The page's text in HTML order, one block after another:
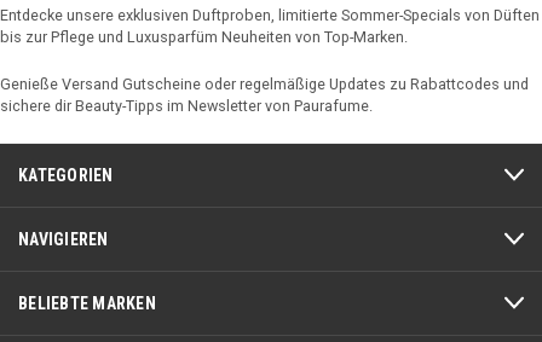
Entdecke unsere exklusiven Duftproben, limitierte Sommer-Specials von Düften
bis zur Pflege und Luxusparfüm Neuheiten von Top-Marken.
Genieße Versand Gutscheine oder regelmäßige Updates zu Rabattcodes und
sichere dir Beauty-Tipps im Newsletter von Paurafume.
KATEGORIEN
NAVIGIEREN
BELIEBTE MARKEN